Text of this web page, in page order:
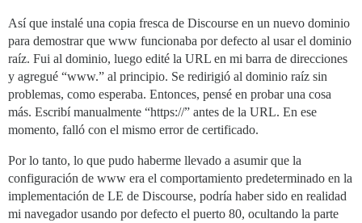
Así que instalé una copia fresca de Discourse en un nuevo dominio
para demostrar que www funcionaba por defecto al usar el dominio
raíz. Fui al dominio, luego edité la URL en mi barra de direcciones
y agregué “www.” al principio. Se redirigió al dominio raíz sin
problemas, como esperaba. Entonces, pensé en probar una cosa
más. Escribí manualmente “https://” antes de la URL. En ese
momento, falló con el mismo error de certificado.
Por lo tanto, lo que pudo haberme llevado a asumir que la
configuración de www era el comportamiento predeterminado en la
implementación de LE de Discourse, podría haber sido en realidad
mi navegador usando por defecto el puerto 80, ocultando la parte